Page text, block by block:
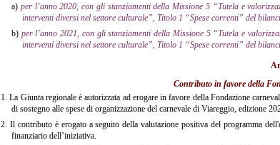
a) per l’anno 2020, con gli stanziamenti della Missione 5 “Tutela e
interventi diversi nel settore culturale”, Titolo 1 “Spese correnti” del
b) per l’anno 2021, con gli stanziamenti della Missione 5 “Tutela e
interventi diversi nel settore culturale”, Titolo 1 “Spese correnti” del
Contributo in favore della
1. La Giunta regionale è autorizzata ad erogare in favore della Fondazione
di sostegno alle spese di organizzazione del carnevale di Viareggio, edizione
2. Il contributo è erogato a seguito della valutazione positiva del programma
finanziario dell’iniziativa.